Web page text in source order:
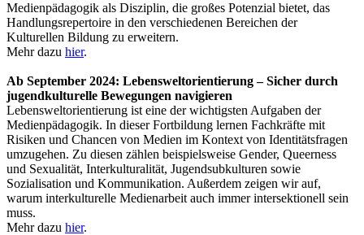
Medienpädagogik als Disziplin, die großes Potenzial bietet, das
Handlungsrepertoire in den verschiedenen Bereichen der
Kulturellen Bildung zu erweitern.
Mehr dazu hier.
Ab September 2024: Lebensweltorientierung – Sicher durch
jugendkulturelle Bewegungen navigieren
Lebensweltorientierung ist eine der wichtigsten Aufgaben der
Medienpädagogik. In dieser Fortbildung lernen Fachkräfte mit
Risiken und Chancen von Medien im Kontext von Identitätsfragen
umzugehen. Zu diesen zählen beispielsweise Gender, Queerness
und Sexualität, Interkulturalität, Jugendsubkulturen sowie
Sozialisation und Kommunikation. Außerdem zeigen wir auf,
warum interkulturelle Medienarbeit auch immer intersektionell sein
muss.
Mehr dazu hier.